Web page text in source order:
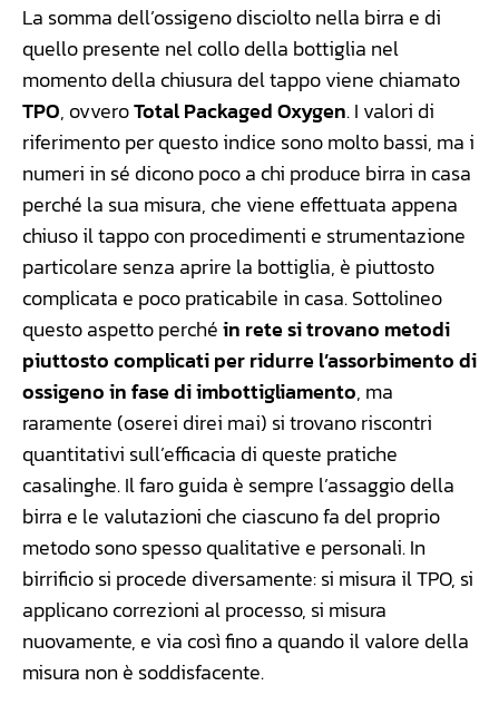
La somma dell’ossigeno disciolto nella birra e di
quello presente nel collo della bottiglia nel
momento della chiusura del tappo viene chiamato
TPO, ovveroTotal Packaged Oxygen. I valori di
riferimento per questo indice sono molto bassi, ma i
numeri in sé dicono poco a chi produce birra in casa
perché la sua misura, che viene effettuata appena
chiuso il tappo con procedimenti e strumentazione
particolare senza aprire la bottiglia, è piuttosto
complicata e poco praticabile in casa. Sottolineo
questo aspetto perchéin rete si trovano metodi
piuttosto complicati per ridurre l’assorbimento di
ossigeno in fase di imbottigliamento, ma
raramente (oserei direi mai) si trovano riscontri
quantitativi sull’efficacia di queste pratiche
casalinghe. Il faro guida è sempre l’assaggio della
birra e le valutazioni che ciascuno fa del proprio
metodo sono spesso qualitative e personali. In
birrificio si procede diversamente: si misura il TPO, si
applicano correzioni al processo, si misura
nuovamente, e via così fino a quando il valore della
misura non è soddisfacente.